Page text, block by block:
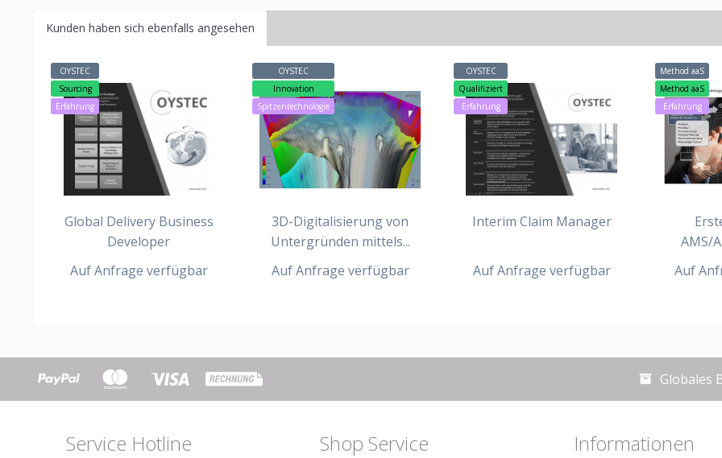
Kunden haben sich ebenfalls angesehen
OYSTEC
Sourcing
Erfahrung
Global Delivery Business
Developer
Auf Anfrage verfügbar
OYSTEC
Innovation
Spitzentechnologie
3D-Digitalisierung von
Untergründen mittels...
Auf Anfrage verfügbar
OYSTEC
Qualifiziert
Erfahrung
Interim Claim Manager
Auf Anfrage verfügbar
Method aaS
Method aaS
Erfahrung
AMS/
Auf
Globales
Service Hotline Shop Service Informationen